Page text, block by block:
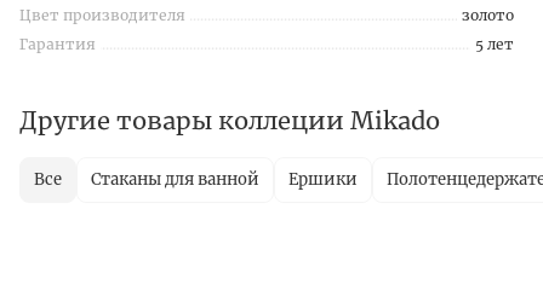
Цвет производителя
золото
Гарантия
5 лет
Другие товары коллеции Mikado
Все Стаканы для ванной Ершики